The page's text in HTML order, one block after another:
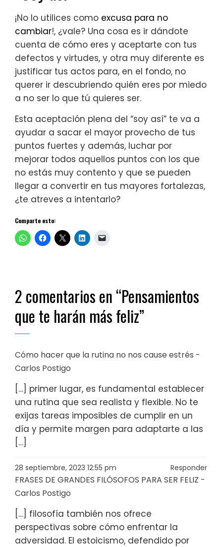
¡No lo utilices como excusa para no
cambiar!, ¿vale? Una cosa es ir dándote
cuenta de cómo eres y aceptarte con tus
defectos y virtudes, y otra muy diferente es
justificar tus actos para, en el fondo, no
querer ir descubriendo quién eres por miedo
a no ser lo que tú quieres ser.
Esta aceptación plena del “soy así” te va a
ayudar a sacar el mayor provecho de tus
puntos fuertes y además, luchar por
mejorar todos aquellos puntos con los que
no estás muy contento y que se pueden
llegar a convertir en tus mayores fortalezas,
¿te atreves a intentarlo?
Comparte esto:
2 comentarios en “Pensamientos
que te harán más feliz”
Cómo hacer que la rutina no nos cause estrés -
Carlos Postigo
[…] primer lugar, es fundamental establecer
una rutina que sea realista y flexible. No te
exijas tareas imposibles de cumplir en un
día y permite margen para adaptarte a las
[…]
28 septiembre, 2023 12:55 pm Responder
FRASES DE GRANDES FILÓSOFOS PARA SER FELIZ -
Carlos Postigo
[…] filosofía también nos ofrece
perspectivas sobre cómo enfrentar la
adversidad. El estoicismo, defendido por